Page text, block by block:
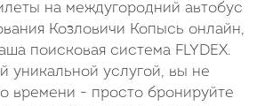
на междугородний автобус
Козловичи Копысь онлайн,
поисковая система FLYDEX.
уникальной услугой, вы не
времени - просто бронируйте